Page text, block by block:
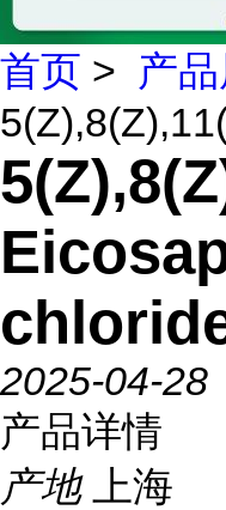
首页 > 产
2025-04-28
产品详情
产地
上海